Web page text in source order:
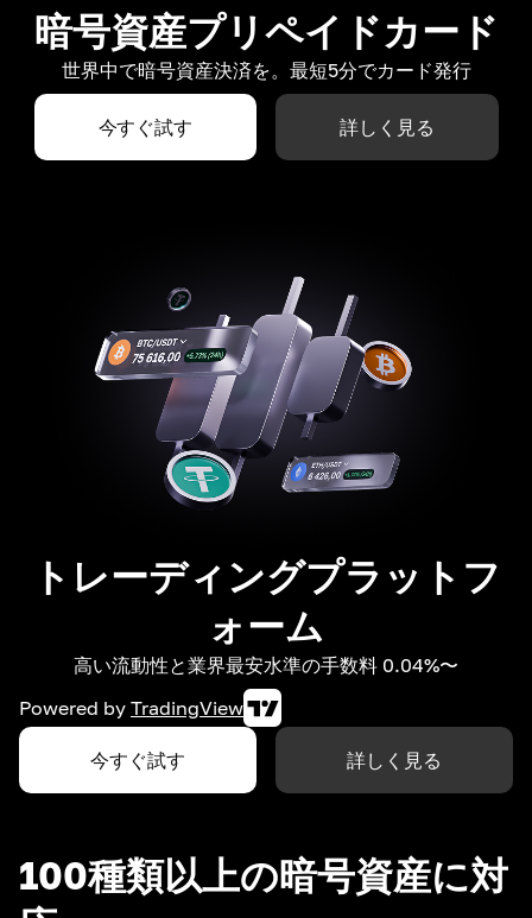
暗号資産プリペイドカード
世界中で暗号資産決済を。最短5分でカード発行
今すぐ試す 詳しく見る
トレーディングプラットフ
ォーム
高い流動性と業界最安水準の手数料 0.04%〜
Powered by TradingView
今すぐ試す 詳しく見る
100種類以上の暗号資産に対